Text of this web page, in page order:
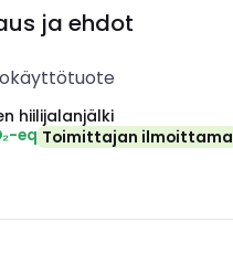
ja ehdot
hiilijalanjälki
eq Toimittajan ilmoittama